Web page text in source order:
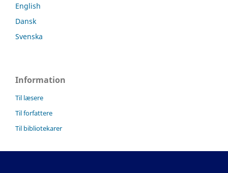
English
Dansk
Svenska
Information
Til læsere
Til forfattere
Til bibliotekarer